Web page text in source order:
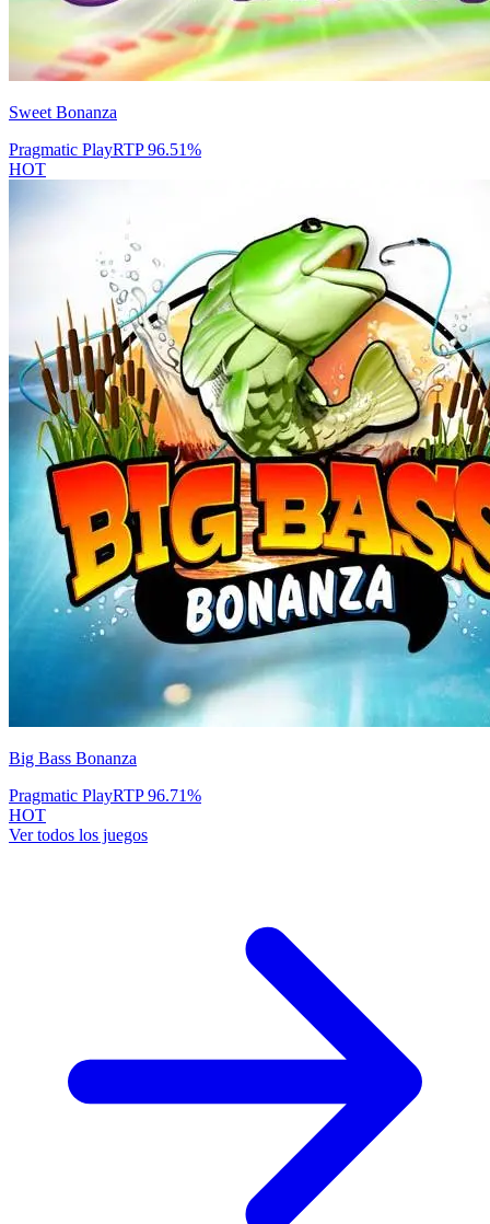
Sweet Bonanza
Pragmatic PlayRTP96.51%
HOT
Big Bass Bonanza
Pragmatic PlayRTP96.71%
HOT
Ver todos los juegos